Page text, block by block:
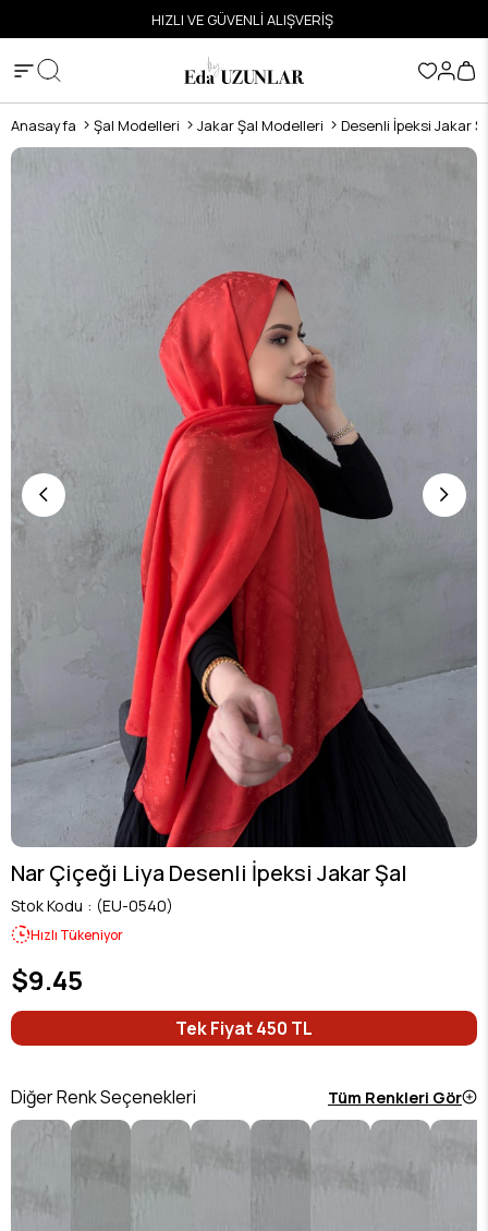
HIZLI VE GÜVENLİ ALIŞVERİŞ
Anasayfa Şal Modelleri Jakar Şal Modelleri Desenli İpeksi Jakar
Nar Çiçeği Liya Desenli İpeksi Jakar Şal
Stok Kodu (EU-0540)
Hızlı Tükeniyor
$9.45
Tek Fiyat 450 TL
Diğer Renk Seçenekleri Tüm Renkleri Gör